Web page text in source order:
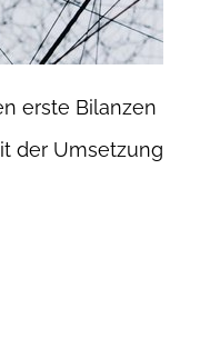
erste Bilanzen
der Umsetzung